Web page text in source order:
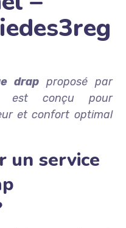
drapproposé par
est conçu pour
et confort optimal
un service